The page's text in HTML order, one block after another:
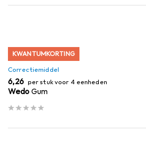
KWANTUMKORTING
Correctiemiddel
EUR
6,26 per stuk voor 4 eenheden
Wedo Gum